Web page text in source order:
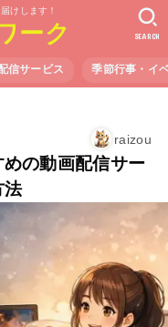
けします！
ーク
信サービス 季節行事・イ
SEARCH
raizou
の動画配信サー
法